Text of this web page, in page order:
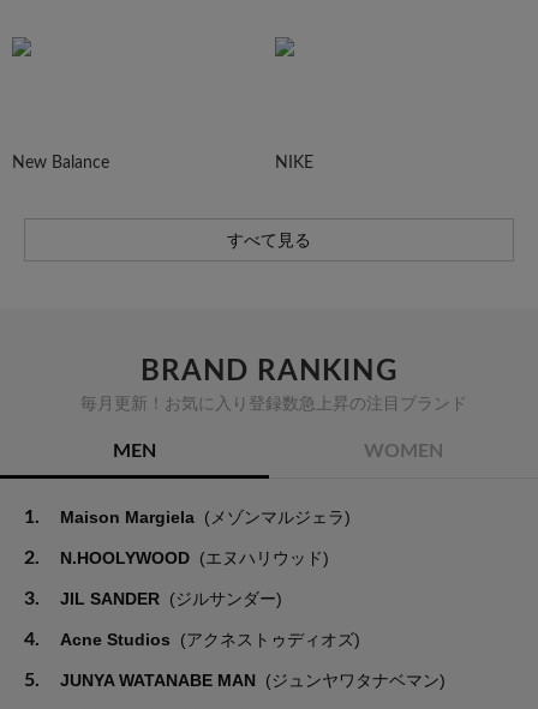
New Balance NIKE
すべて見る
BRAND RANKING
毎月更新！お気に入り登録数急上昇の注目ブランド
MEN WOMEN
1. Maison Margiela (メゾンマルジェラ)
2. N.HOOLYWOOD (エヌハリウッド)
3. JIL SANDER (ジルサンダー)
4. Acne Studios (アクネストゥディオズ)
5. JUNYA WATANABE MAN (ジュンヤワタナベマン)